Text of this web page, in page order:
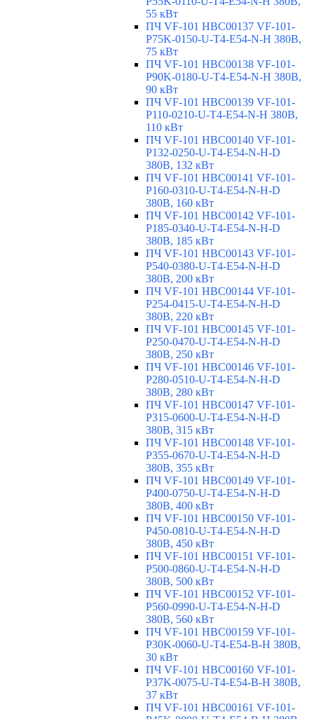
55 кВт
ПЧ VF-101 HBC00137 VF-101-
P75K-0150-U-T4-E54-N-H 380В,
75 кВт
ПЧ VF-101 HBC00138 VF-101-
P90K-0180-U-T4-E54-N-H 380В,
90 кВт
ПЧ VF-101 HBC00139 VF-101-
P110-0210-U-T4-E54-N-H 380В,
110 кВт
ПЧ VF-101 HBC00140 VF-101-
P132-0250-U-T4-E54-N-H-D
380В, 132 кВт
ПЧ VF-101 HBC00141 VF-101-
P160-0310-U-T4-E54-N-H-D
380В, 160 кВт
ПЧ VF-101 HBC00142 VF-101-
P185-0340-U-T4-E54-N-H-D
380В, 185 кВт
ПЧ VF-101 HBC00143 VF-101-
P540-0380-U-T4-E54-N-H-D
380В, 200 кВт
ПЧ VF-101 HBC00144 VF-101-
P254-0415-U-T4-E54-N-H-D
380В, 220 кВт
ПЧ VF-101 HBC00145 VF-101-
P250-0470-U-T4-E54-N-H-D
380В, 250 кВт
ПЧ VF-101 HBC00146 VF-101-
P280-0510-U-T4-E54-N-H-D
380В, 280 кВт
ПЧ VF-101 HBC00147 VF-101-
P315-0600-U-T4-E54-N-H-D
380В, 315 кВт
ПЧ VF-101 HBC00148 VF-101-
P355-0670-U-T4-E54-N-H-D
380В, 355 кВт
ПЧ VF-101 HBC00149 VF-101-
P400-0750-U-T4-E54-N-H-D
380В, 400 кВт
ПЧ VF-101 HBC00150 VF-101-
P450-0810-U-T4-E54-N-H-D
380В, 450 кВт
ПЧ VF-101 HBC00151 VF-101-
P500-0860-U-T4-E54-N-H-D
380В, 500 кВт
ПЧ VF-101 HBC00152 VF-101-
P560-0990-U-T4-E54-N-H-D
380В, 560 кВт
ПЧ VF-101 HBC00159 VF-101-
P30K-0060-U-T4-E54-B-H 380В,
30 кВт
ПЧ VF-101 HBC00160 VF-101-
P37K-0075-U-T4-E54-B-H 380В,
37 кВт
ПЧ VF-101 HBC00161 VF-101-